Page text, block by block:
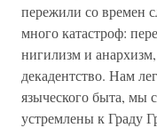
пережили со времен
много катастроф:
нигилизм и
декадентство. Нам
языческого быта, мы
устремлены к Граду